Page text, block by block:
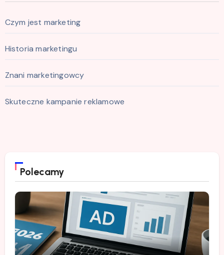
Czym jest marketing
Historia marketingu
Znani marketingowcy
Skuteczne kampanie reklamowe
Polecamy